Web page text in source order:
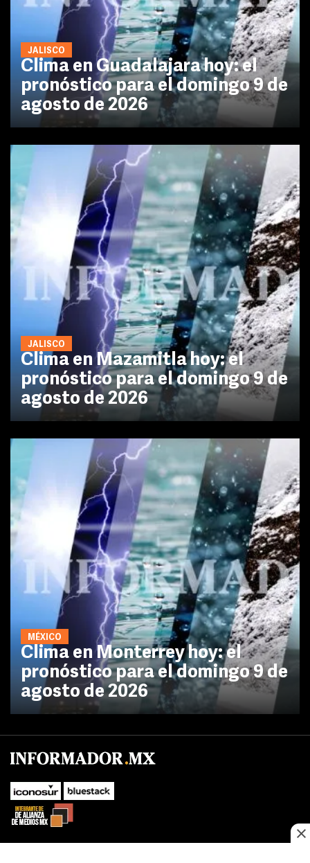
JALISCO
Clima en Guadalajara hoy: el
pronóstico para el domingo 9 de
agosto de 2026
JALISCO
Clima en Mazamitla hoy: el
pronóstico para el domingo 9 de
agosto de 2026
MÉXICO
Clima en Monterrey hoy: el
pronóstico para el domingo 9 de
agosto de 2026